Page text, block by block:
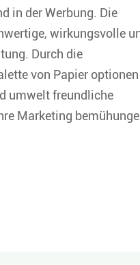
in der Werbung. Die
wirkungsvolle
Durch die
von Papier optionen
umwelt freundliche
Marketing